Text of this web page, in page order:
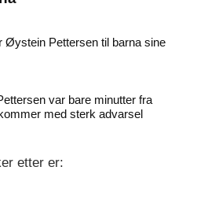
Øystein Pettersen til barna sine
var bare minutter fra
med sterk advarsel
etter er: